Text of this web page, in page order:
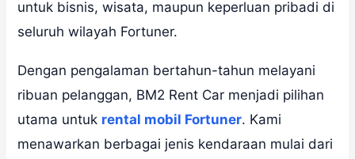
untuk bisnis, wisata, maupun keperluan pribadi di
seluruh wilayah Fortuner.
Dengan pengalaman bertahun-tahun melayani
ribuan pelanggan, BM2 Rent Car menjadi pilihan
utama untuk rental mobil Fortuner. Kami
menawarkan berbagai jenis kendaraan mulai dari